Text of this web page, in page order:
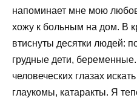
напоминает мне мою
хожу к больным на дом. В
втиснуты десятки людей:
грудные дети,
человеческих глазах
глаукомы, катаракты. Я